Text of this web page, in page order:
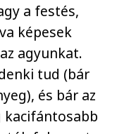
a festés,
képesek
agyunkat.
tud (bár
és bár az
kacifántosabb